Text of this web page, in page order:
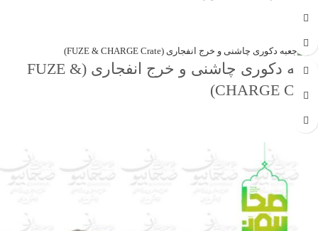
جعبه دکوری چاشنی و خرج انفجاری (FUZE &
CHARGE Crate)